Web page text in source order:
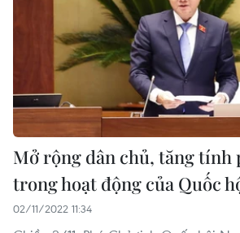
Mở rộng dân chủ, tăng tính
trong hoạt động của Quốc
02/11/2022 11:34